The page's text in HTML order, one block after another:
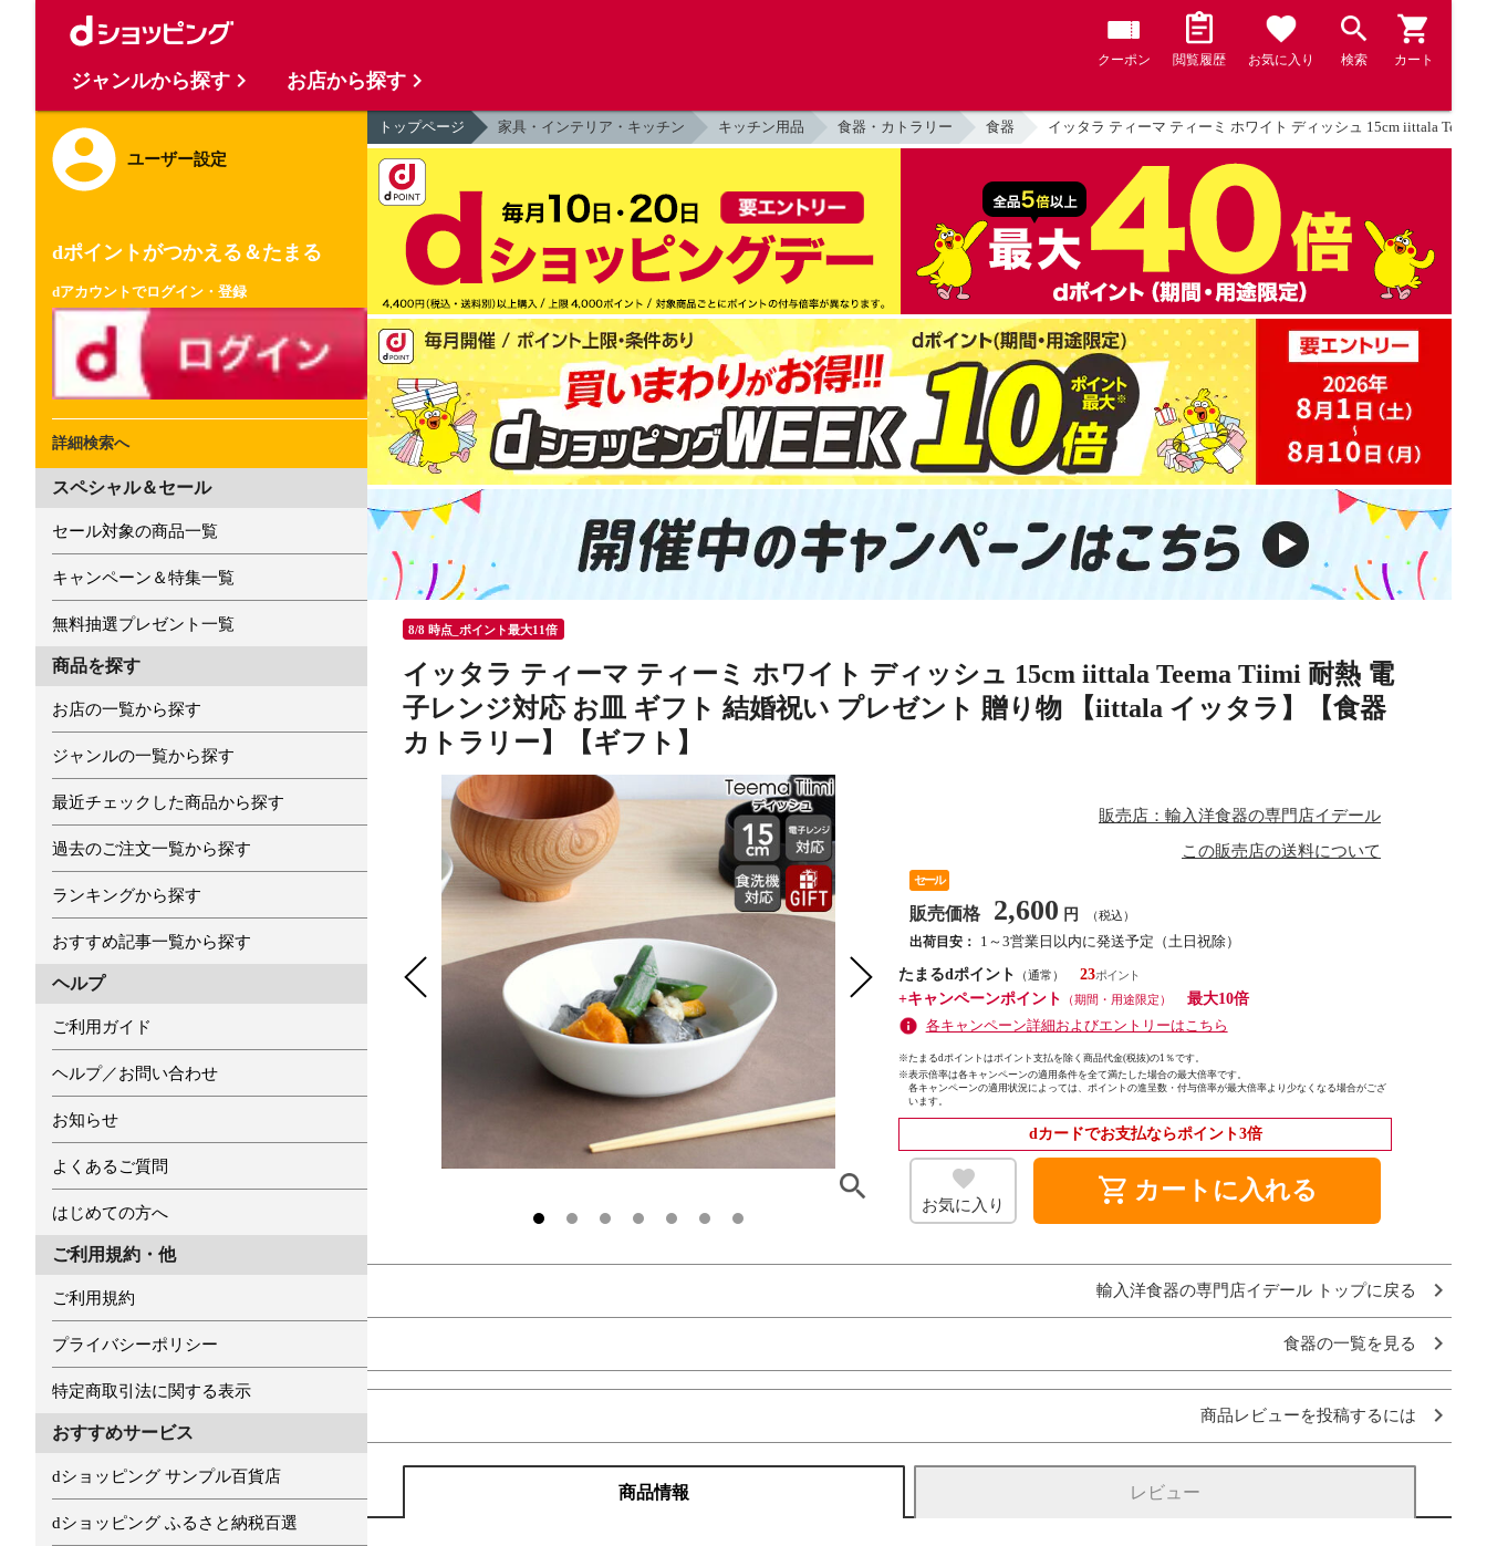
クーポン 閲覧履歴 お気に入り 検索 カート
ユーザー設定
dポイントがつかえる＆たまる
dアカウントでログイン・登録
詳細検索へ
スペシャル＆セール
セール対象の商品一覧
キャンペーン＆特集一覧
無料抽選プレゼント一覧
商品を探す
お店の一覧から探す
ジャンルの一覧から探す
最近チェックした商品から探す
過去のご注文一覧から探す
ランキングから探す
おすすめ記事一覧から探す
ヘルプ
ご利用ガイド
ヘルプ／お問い合わせ
お知らせ
よくあるご質問
はじめての方へ
ご利用規約・他
ご利用規約
プライバシーポリシー
特定商取引法に関する表示
おすすめサービス
dショッピング サンプル百貨店
dショッピング ふるさと納税百選
トップページ 家具・インテリア・キッチン キッチン用品 食器・カトラリー 食器 イッタラ ティーマ ティーミ ホワイト ディッシュ 15cm iittala
8/8 時点_ポイント最大11倍
イッタラ ティーマ ティーミ ホワイト ディッシュ 15cm iittala Teema Tiimi 耐熱 電
子レンジ対応 お皿 ギフト 結婚祝い プレゼント 贈り物 【iittala イッタラ】【食器
カトラリー】【ギフト】
販売店：輸入洋食器の専門店イデール
この販売店の送料について
セール
販売価格 2,600 円 （税込）
出荷目安：
1～3営業日以内に発送予定（土日祝除）
たまるdポイント
（通常）
23
+キャンペーンポイント
（期間・用途限定）
最大10倍
各キャンペーン詳細およびエントリーはこちら
※たまるdポイントはポイント支払を除く商品代金(税抜)の1％です。
※表示倍率は各キャンペーンの適用条件を全て満たした場合の最大倍率です。
各キャンペーンの適用状況によっては、ポイントの進呈数・付与倍率が最大倍率より少なくなる場合がござ
います。
dカードでお支払ならポイント3倍
お気に入り shopping_cart カートに入れる
輸入洋食器の専門店イデール トップに戻る
食器の一覧を見る
商品レビューを投稿するには
商品情報 レビュー
ジャンルから探す お店から探す